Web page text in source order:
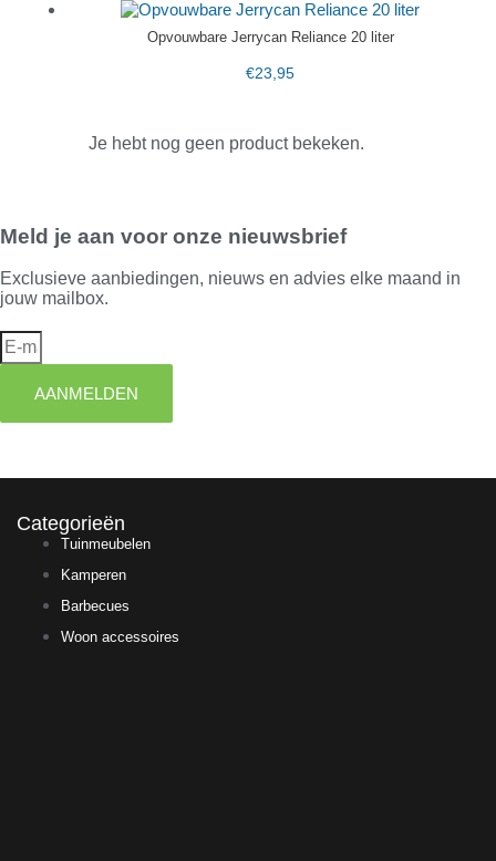
Opvouwbare Jerrycan Reliance 20 liter
€23,95
Je hebt nog geen product bekeken.
Meld je aan voor onze nieuwsbrief
Exclusieve aanbiedingen, nieuws en advies elke maand in
jouw mailbox.
AANMELDEN
Categorieën
Tuinmeubelen
Kamperen
Barbecues
Woon accessoires